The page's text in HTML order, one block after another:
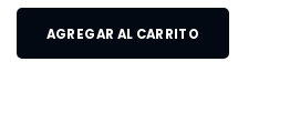
AGREGAR AL CARRITO